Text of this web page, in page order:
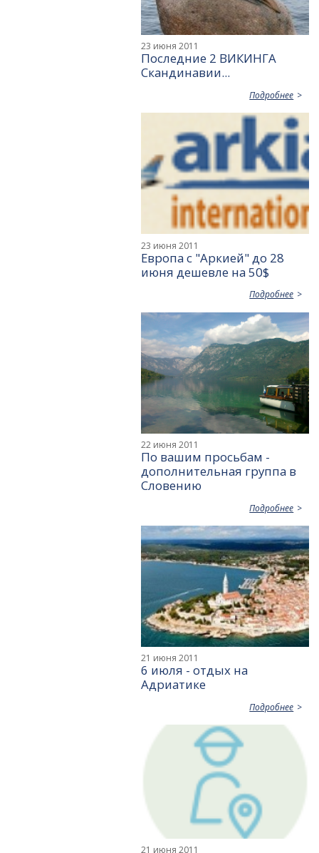
23 июня 2011
Последние 2 ВИКИНГА
Скандинавии...
Подробнее
23 июня 2011
Европа с "Аркией" до 28
июня дешевле на 50$
Подробнее
22 июня 2011
По вашим просьбам -
дополнительная группа в
Словению
Подробнее
21 июня 2011
6 июля - отдых на
Адриатике
Подробнее
21 июня 2011